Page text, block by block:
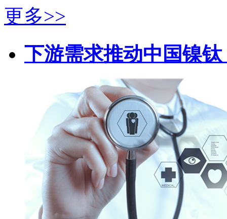
更多>>
下游需求推动中国镍